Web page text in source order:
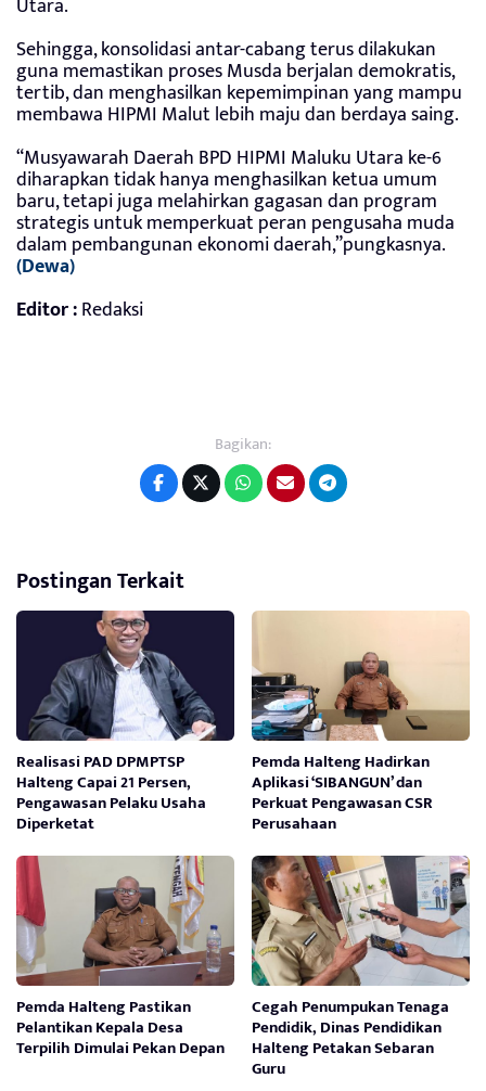
Utara.
Sehingga, konsolidasi antar-cabang terus dilakukan
guna memastikan proses Musda berjalan demokratis,
tertib, dan menghasilkan kepemimpinan yang mampu
membawa HIPMI Malut lebih maju dan berdaya saing.
“Musyawarah Daerah BPD HIPMI Maluku Utara ke-6
diharapkan tidak hanya menghasilkan ketua umum
baru, tetapi juga melahirkan gagasan dan program
strategis untuk memperkuat peran pengusaha muda
dalam pembangunan ekonomi daerah,”pungkasnya.
(Dewa)
Editor :Redaksi
Bagikan:
Postingan Terkait
Realisasi PAD DPMPTSP
Halteng Capai 21 Persen,
Pengawasan Pelaku Usaha
Diperketat
Pemda Halteng Hadirkan
Aplikasi ‘SIBANGUN’ dan
Perkuat Pengawasan CSR
Perusahaan
Pemda Halteng Pastikan
Pelantikan Kepala Desa
Terpilih Dimulai Pekan Depan
Cegah Penumpukan Tenaga
Pendidik, Dinas Pendidikan
Halteng Petakan Sebaran
Guru